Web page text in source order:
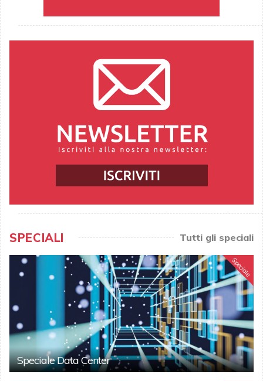
SPECIALI Tutti gli speciali
Speciale
Speciale Data Center